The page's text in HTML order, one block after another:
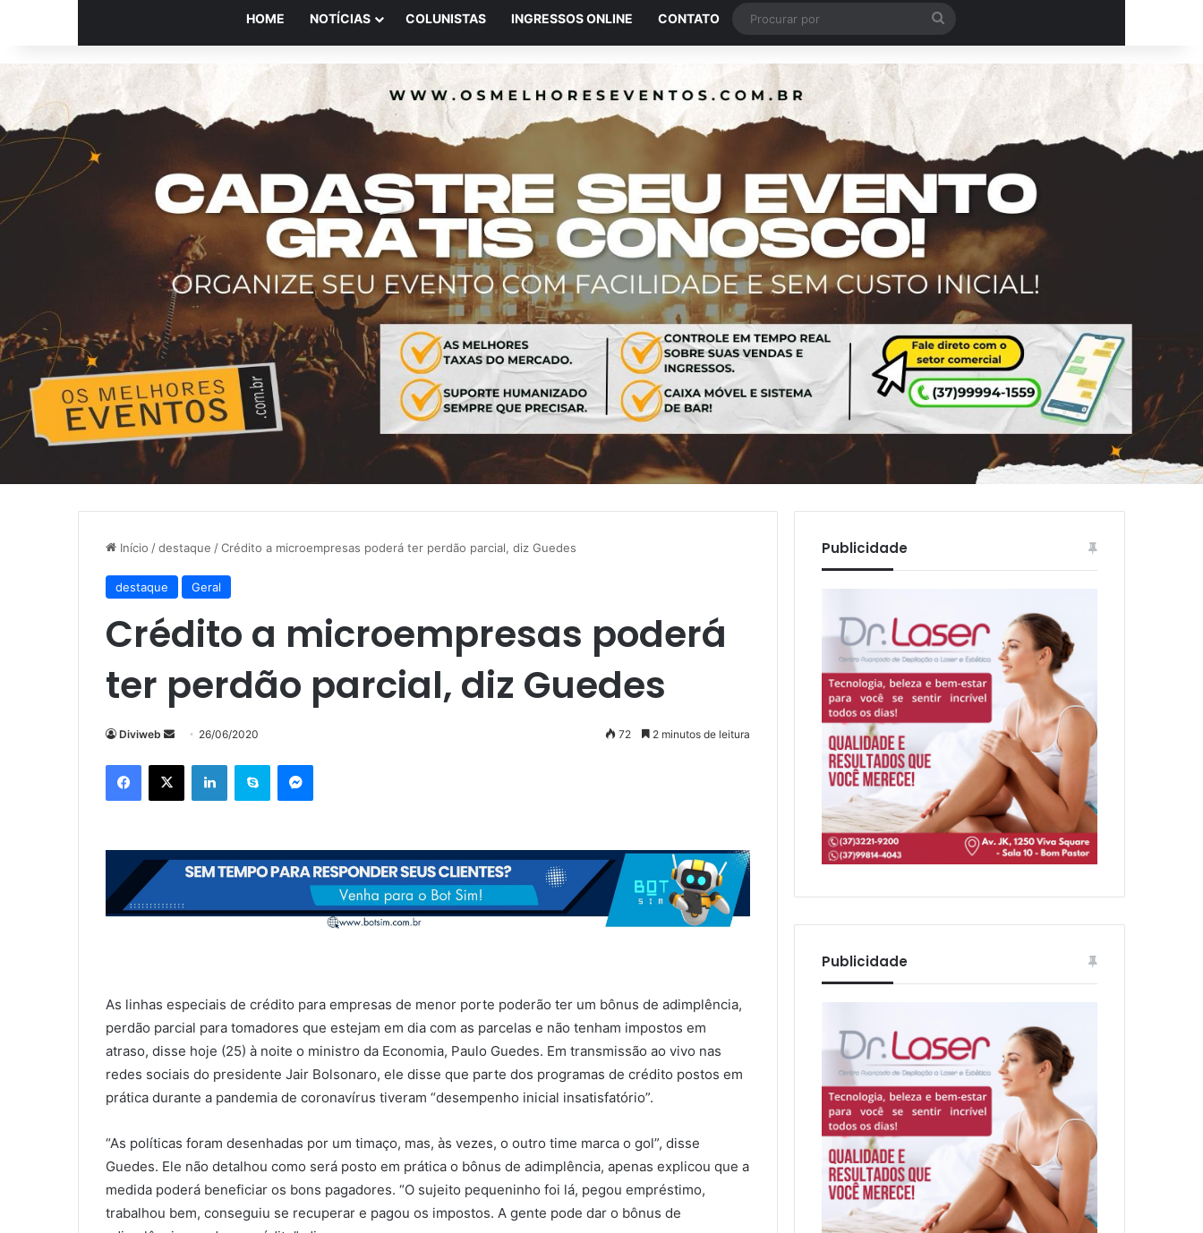
HOME NOTÍCIAS COLUNISTAS INGRESSOS ONLINE CONTATO
por
Início /destaque /Crédito a microempresas poderá ter perdão parcial, diz Guedes
destaque Geral
Crédito a microempresas poderá
ter perdão parcial, diz Guedes
Diviweb
Mande
mail
26/06/2020 72 2 minutos de leitura
Facebook
X LinkedinSkype Messenger
As linhas especiais de crédito para empresas de menor porte poderão ter um bônus de adimplência,
perdão parcial para tomadores que estejam em dia com as parcelas e não tenham impostos em
atraso, disse hoje (25) à noite o ministro da Economia, Paulo Guedes. Em transmissão ao vivo nas
redes sociais do presidente Jair Bolsonaro, ele disse que parte dos programas de crédito postos em
prática durante a pandemia de coronavírus tiveram “desempenho inicial insatisfatório”.
“As políticas foram desenhadas por um timaço, mas, às vezes, o outro time marca o gol”, disse
Guedes. Ele não detalhou como será posto em prática o bônus de adimplência, apenas explicou que a
medida poderá beneficiar os bons pagadores. “O sujeito pequeninho foi lá, pegou empréstimo,
trabalhou bem, conseguiu se recuperar e pagou os impostos. A gente pode dar o bônus de
Publicidade
Publicidade